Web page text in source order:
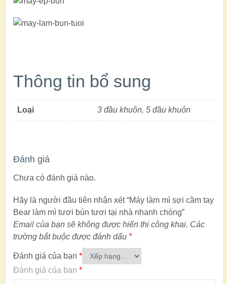
Thông tin bổ sung
Loại 3 đầu khuôn, 5 đầu khuôn
Đánh giá
Chưa có đánh giá nào.
Hãy là người đầu tiên nhận xét “Máy làm mì sợi cầm tay
Bear làm mì tươi bún tươi tại nhà nhanh chóng”
Email của bạn sẽ không được hiển thị công khai. Các
trường bắt buộc được đánh dấu *
Đánh giá của bạn *
Đánh giá của bạn *